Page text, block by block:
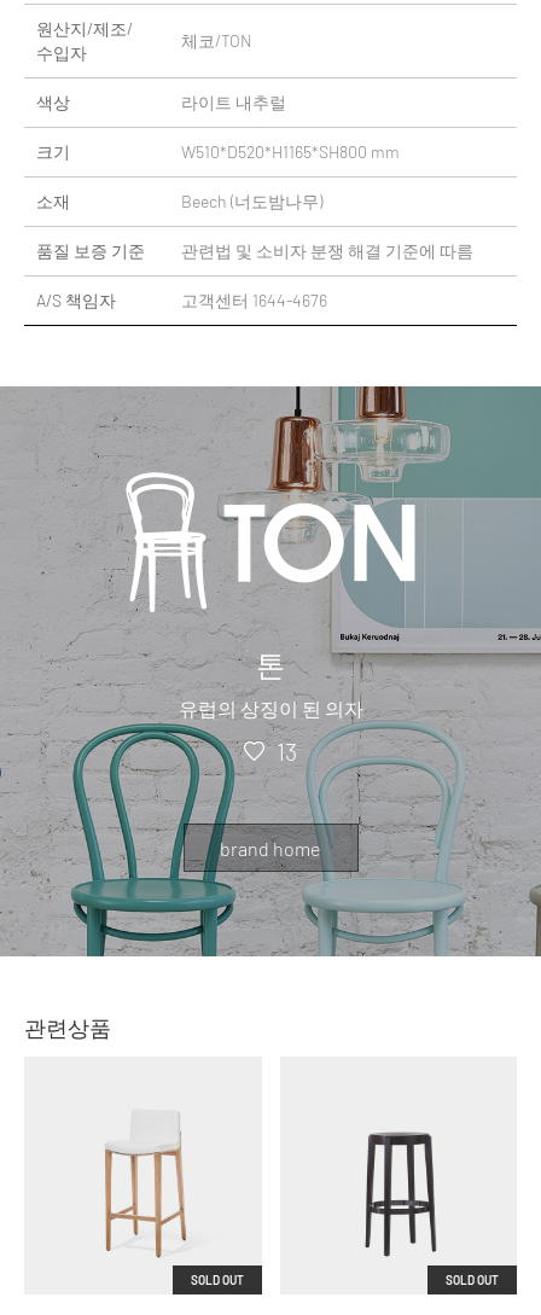
원산지/제조/
수입자
체코/TON
색상 라이트 내추럴
크기 W510*D520*H1165*SH800 mm
소재 Beech (너도밤나무)
품질 보증 기준 관련법 및 소비자 분쟁 해결 기준에 따름
A/S 책임자 고객센터 1644-4676
톤
유럽의 상징이 된 의자
13
brand home
관련상품
SOLD OUT SOLD OUT